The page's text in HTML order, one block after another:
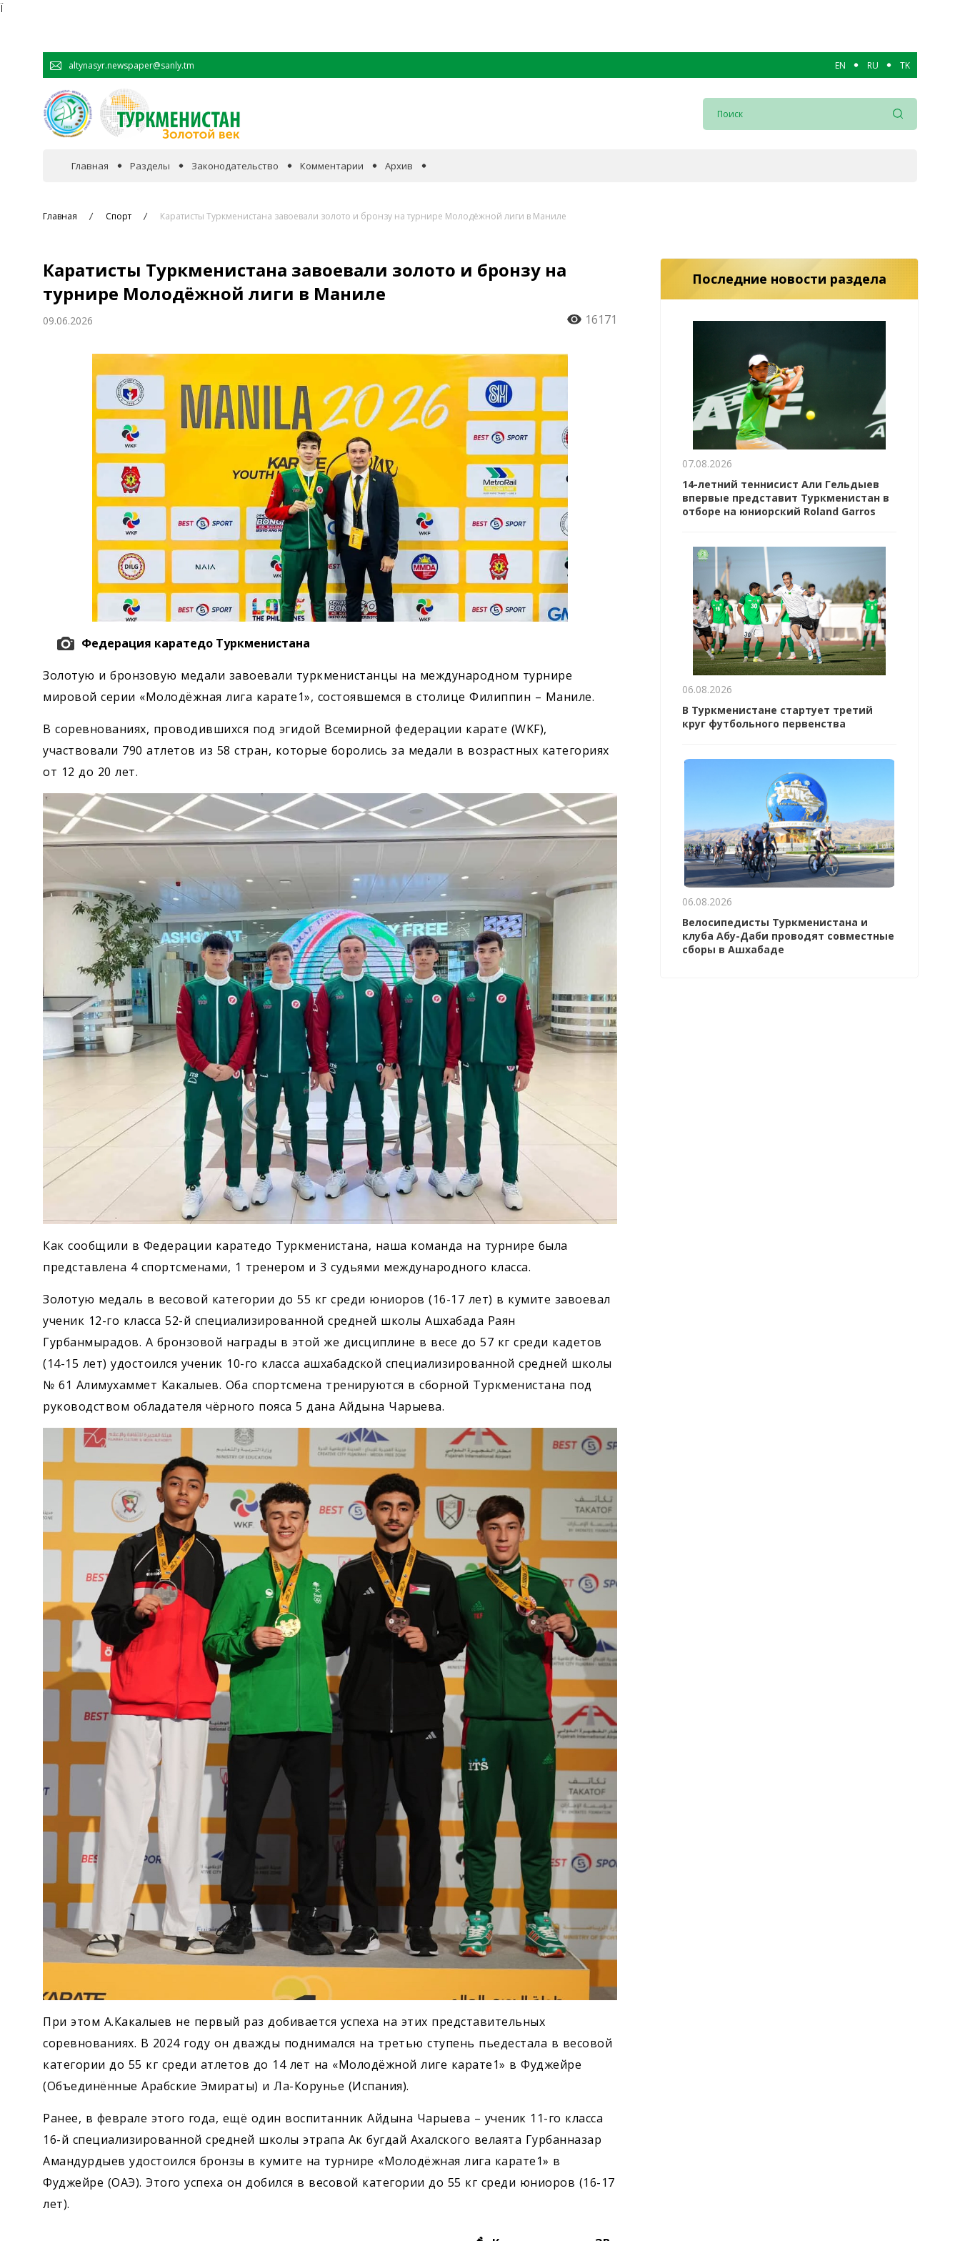
Ï
altynasyr.newspaper@sanly.tm EN RU TK
Главная Разделы
Сотрудничество
Общество
Культура
Законодательство Комментарии Архив
Главная Спорт Каратисты Туркменистана завоевали золото и бронзу на турнире Молодёжной лиги в Маниле
Каратисты Туркменистана завоевали золото и бронзу на
турнире Молодёжной лиги в Маниле
09.06.2026 16171
Федерация каратедо Туркменистана
Золотую и бронзовую медали завоевали туркменистанцы на международном турнире
мировой серии «Молодёжная лига карате1», состоявшемся в столице Филиппин – Маниле.
В соревнованиях, проводившихся под эгидой Всемирной федерации карате (WKF),
участвовали 790 атлетов из 58 стран, которые боролись за медали в возрастных категориях
от 12 до 20 лет.
Как сообщили в Федерации каратедо Туркменистана, наша команда на турнире была
представлена 4 спортсменами, 1 тренером и 3 судьями международного класса.
Золотую медаль в весовой категории до 55 кг среди юниоров (16-17 лет) в кумите завоевал
ученик 12-го класса 52-й специализированной средней школы Ашхабада Раян
Гурбанмырадов. А бронзовой награды в этой же дисциплине в весе до 57 кг среди кадетов
(14-15 лет) удостоился ученик 10-го класса ашхабадской специализированной средней школы
№ 61 Алимухаммет Какалыев. Оба спортсмена тренируются в сборной Туркменистана под
руководством обладателя чёрного пояса 5 дана Айдына Чарыева.
При этом А.Какалыев не первый раз добивается успеха на этих представительных
соревнованиях. В 2024 году он дважды поднимался на третью ступень пьедестала в весовой
категории до 55 кг среди атлетов до 14 лет на «Молодёжной лиге карате1» в Фуджейре
(Объединённые Арабские Эмираты) и Ла-Корунье (Испания).
Ранее, в феврале этого года, ещё один воспитанник Айдына Чарыева – ученик 11-го класса
16-й специализированной средней школы этрапа Ак бугдай Ахалского велаята Гурбанназар
Амандурдыев удостоился бронзы в кумите на турнире «Молодёжная лига карате1» в
Фуджейре (ОАЭ). Этого успеха он добился в весовой категории до 55 кг среди юниоров (16-17
лет).
Последние новости раздела
07.08.2026
14-летний теннисист Али Гельдыев
впервые представит Туркменистан в
отборе на юниорский Roland Garros
06.08.2026
В Туркменистане стартует третий
круг футбольного первенства
06.08.2026
Велосипедисты Туркменистана и
клуба Абу-Даби проводят совместные
сборы в Ашхабаде